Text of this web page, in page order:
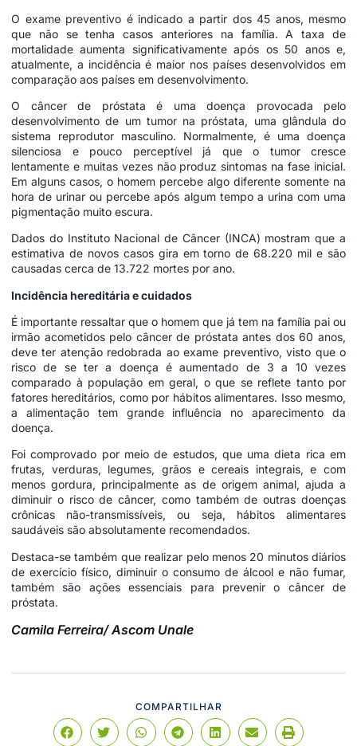
O exame preventivo é indicado a partir dos 45 anos, mesmo
que não se tenha casos anteriores na família. A taxa de
mortalidade aumenta significativamente após os 50 anos e,
atualmente, a incidência é maior nos países desenvolvidos em
comparação aos países em desenvolvimento.
O câncer de próstata é uma doença provocada pelo
desenvolvimento de um tumor na próstata, uma glândula do
sistema reprodutor masculino. Normalmente, é uma doença
silenciosa e pouco perceptível já que o tumor cresce
lentamente e muitas vezes não produz sintomas na fase inicial.
Em alguns casos, o homem percebe algo diferente somente na
hora de urinar ou percebe após algum tempo a urina com uma
pigmentação muito escura.
Dados do Instituto Nacional de Câncer (INCA) mostram que a
estimativa de novos casos gira em torno de 68.220 mil e são
causadas cerca de 13.722 mortes por ano.
Incidência hereditária e cuidados
É importante ressaltar que o homem que já tem na família pai ou
irmão acometidos pelo câncer de próstata antes dos 60 anos,
deve ter atenção redobrada ao exame preventivo, visto que o
risco de se ter a doença é aumentado de 3 a 10 vezes
comparado à população em geral, o que se reflete tanto por
fatores hereditários, como por hábitos alimentares. Isso mesmo,
a alimentação tem grande influência no aparecimento da
doença.
Foi comprovado por meio de estudos, que uma dieta rica em
frutas, verduras, legumes, grãos e cereais integrais, e com
menos gordura, principalmente as de origem animal, ajuda a
diminuir o risco de câncer, como também de outras doenças
crônicas não-transmissíveis, ou seja, hábitos alimentares
saudáveis são absolutamente recomendados.
Destaca-se também que realizar pelo menos 20 minutos diários
de exercício físico, diminuir o consumo de álcool e não fumar,
também são ações essenciais para prevenir o câncer de
próstata.
Camila Ferreira/ Ascom Unale
COMPARTILHAR